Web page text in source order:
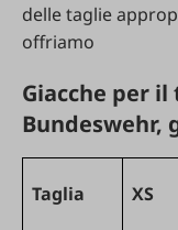
delle taglie
offriamo
Giacche per
Bundeswehr,
Taglia XS